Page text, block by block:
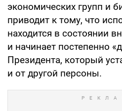
экономических групп и
приводит к тому, что
находится в состоянии
и начинает постепенно
Президента, который
и от другой персоны.